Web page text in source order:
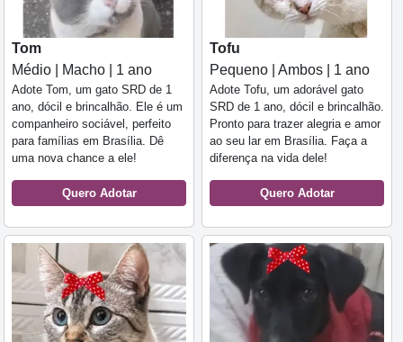
Tom
Médio | Macho | 1 ano
Adote Tom, um gato SRD de 1
ano, dócil e brincalhão. Ele é um
companheiro sociável, perfeito
para famílias em Brasília. Dê
uma nova chance a ele!
Quero Adotar
Tofu
Pequeno | Ambos | 1 ano
Adote Tofu, um adorável gato
SRD de 1 ano, dócil e brincalhão.
Pronto para trazer alegria e amor
ao seu lar em Brasília. Faça a
diferença na vida dele!
Quero Adotar